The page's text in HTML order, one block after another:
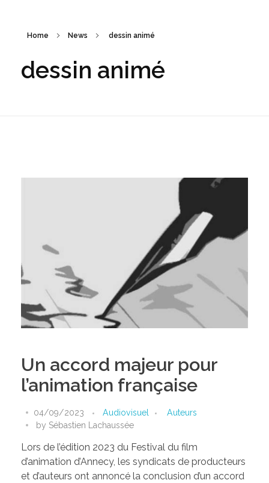
Home News dessin animé
dessin animé
Un accord majeur pour
l’animation française
04/09/2023 Audiovisuel
Auteurs
by Sébastien Lachaussée
Lors de l’édition 2023 du Festival du film
d’animation d’Annecy, les syndicats de producteurs
et d’auteurs ont annoncé la conclusion d’un accord